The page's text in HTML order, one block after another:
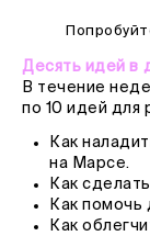
Десять идей в
В течение
по 10 идей для
Как
на Марсе.
Как
Как помочь
Как